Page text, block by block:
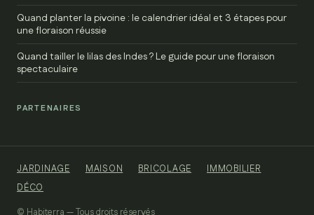
Quand planter la pivoine : le calendrier idéal et 3 étapes pour
une floraison réussie
Quand tailler le lilas des Indes ? Le guide pour une floraison
spectaculaire
PARTENAIRES
JARDINAGE MAISON BRICOLAGE
IMMOBILIER
DÉCO